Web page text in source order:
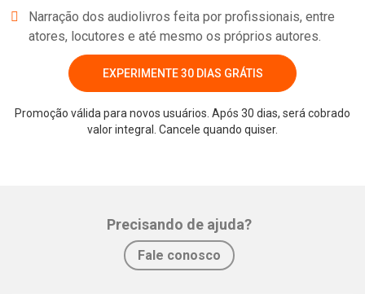
Narração dos audiolivros feita por profissionais, entre
atores, locutores e até mesmo os próprios autores.
EXPERIMENTE 30 DIAS GRÁTIS
Promoção válida para novos usuários. Após 30 dias, será cobrado
valor integral. Cancele quando quiser.
Precisando de ajuda?
Fale conosco